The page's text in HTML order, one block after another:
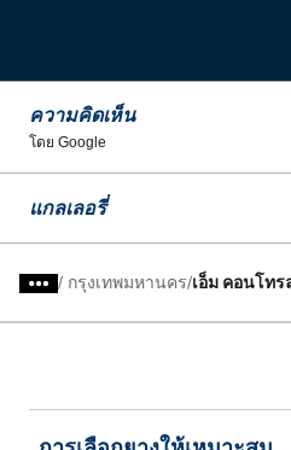
ความคิดเห็น
โดย Google
แกลเลอรี่
/ กรุงเทพมหานคร เอ็ม คอนโทร